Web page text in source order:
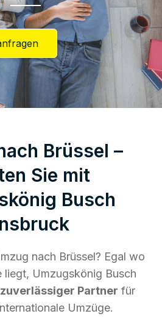
Brüssel –
Sie mit
Busch
nach Brüssel? Egal wo
liegt, Umzugskönig Busch
Partner für
Umzüge.